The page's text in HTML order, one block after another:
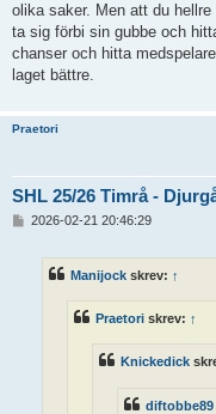
olika saker. Men att du
ta sig förbi sin gubbe och
chanser och hitta
laget bättre.
Praetori
SHL 25/26 Timrå -
2026-02-21 20:46:29
Manijock skrev: ↑
Praetori skrev: ↑
Knickedick
diftobbe89